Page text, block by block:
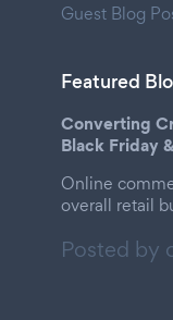
Guest Blog
Featured
Converting
Black Friday
Online
overall retail
Posted by